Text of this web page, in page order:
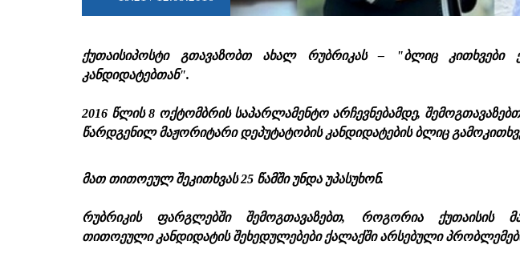
ქუთაისიპოსტი გთავაზობთ ახალ რუბრიკას – "ბლიც კითხვები
კანდიდატებთან".
2016 წლის 8 ოქტომბრის საპარლამენტო არჩევნებამდე,
წარდგენილ მაჟორიტარი დეპუტატობის კანდიდატების ბლიც
მათ თითოეულ შეკითხვას 25 წამში უნდა უპასუხონ.
რუბრიკის ფარგლებში შემოგთავაზებთ, როგორია ქუთაისის
თითოეული კანდიდატის შეხედულებები ქალაქში არსებული